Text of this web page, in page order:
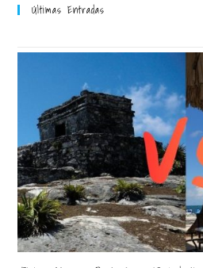
Últimas Entradas